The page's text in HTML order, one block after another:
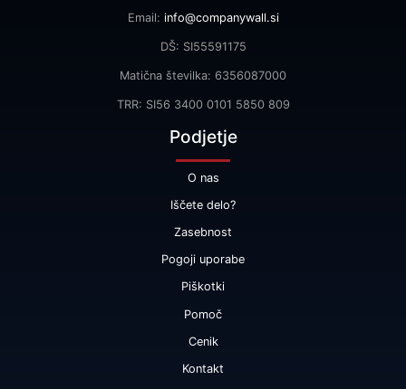
Email: info@companywall.si
DŠ: SI55591175
Matična številka: 6356087000
TRR: SI56 3400 0101 5850 809
Podjetje
O nas
Iščete delo?
Zasebnost
Pogoji uporabe
Piškotki
Pomoč
Cenik
Kontakt